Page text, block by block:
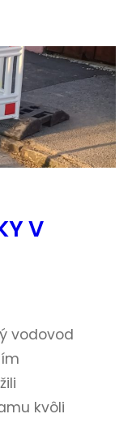
V
vodovod
kvôli